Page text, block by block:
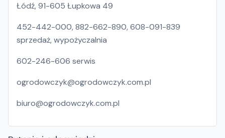
Łódź, 91-605 Łupkowa 49
452-442-000, 882-662-890, 608-091-839
sprzedaż, wypożyczalnia
602-246-606 serwis
ogrodowczyk@ogrodowczyk.com.pl
biuro@ogrodowczyk.com.pl